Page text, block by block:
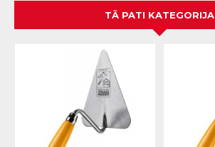
TĀ PATI KATEGORIJA